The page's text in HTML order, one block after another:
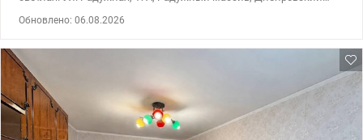
программы: єВідновлення, Держмолодьжитло, жилищные
сертификаты, постановлениями КМУ №280, №719, №214 и
другими государственными программами. Характеристики
квартиры: Общая площадь — 33,7 м² Кухня — 8,1 м² Этаж — 16 /
16 В квартире: Раздельный санузел Застеклённый балкон,
отделанный деревянной вагонкой Есть кладовая внутри
Обновлено: 06.08.2026